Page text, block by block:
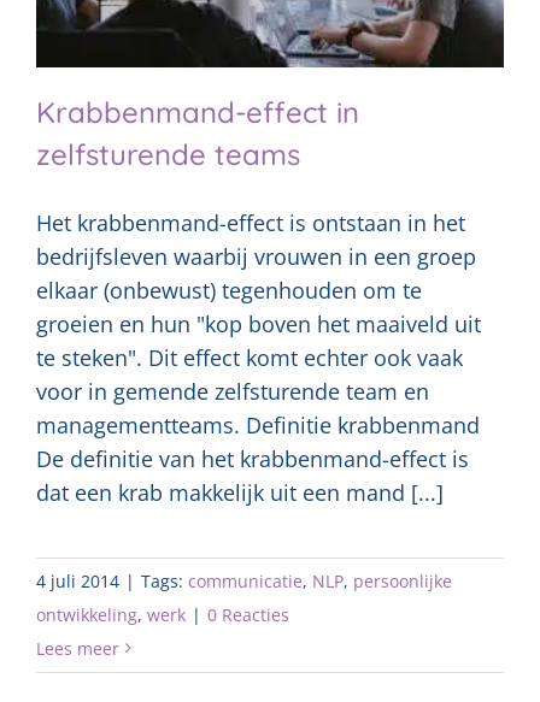
Krabbenmand-effect in
zelfsturende teams
Het krabbenmand-effect is ontstaan in het
bedrijfsleven waarbij vrouwen in een groep
elkaar (onbewust) tegenhouden om te
groeien en hun "kop boven het maaiveld uit
te steken". Dit effect komt echter ook vaak
voor in gemende zelfsturende team en
managementteams. Definitie krabbenmand
De definitie van het krabbenmand-effect is
dat een krab makkelijk uit een mand [...]
4 juli 2014 | Tags: communicatie, NLP, persoonlijke
ontwikkeling, werk | 0 Reacties
Lees meer